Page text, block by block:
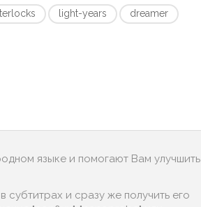
light-years
dreamer
языке и помогают Вам улучшить
и сразу же получить его